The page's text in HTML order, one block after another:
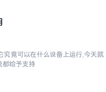
竟可以在什么设备上运行,今天就
都给予支持